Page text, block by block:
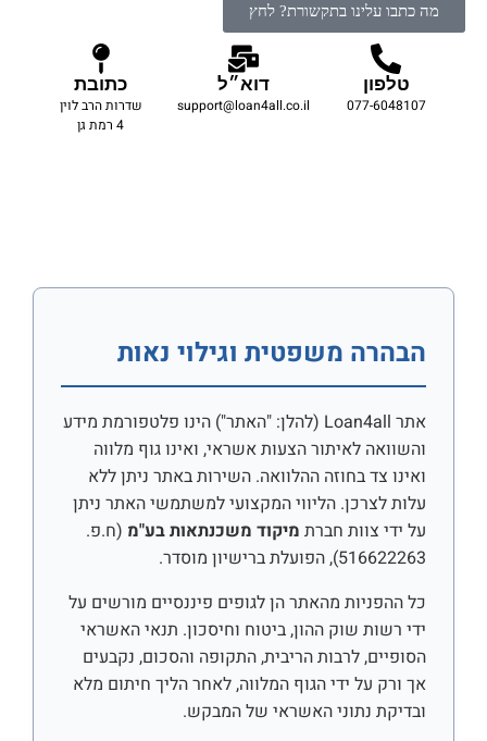
מה כתבו עלינו בתקשורת? לחץ
טלפון
077-6048107
דוא״ל
support@loan4all.co.il
כתובת
שדרות הרב לוין
4 רמת גן
הבהרה משפטית וגילוי נאות
אתר Loan4all (להלן: "האתר") הינו פלטפורמת מידע
והשוואה לאיתור הצעות אשראי, ואינו גוף מלווה
ואינו צד בחוזה ההלוואה. השירות באתר ניתן ללא
עלות לצרכן. הליווי המקצועי למשתמשי האתר ניתן
על ידי צוות חברת מיקוד משכנתאות בע"מ (ח.פ.
516622263), הפועלת ברישיון מוסדר.
כל ההפניות מהאתר הן לגופים פיננסיים מורשים על
ידי רשות שוק ההון, ביטוח וחיסכון. תנאי האשראי
הסופיים, לרבות הריבית, התקופה והסכום, נקבעים
אך ורק על ידי הגוף המלווה, לאחר הליך חיתום מלא
ובדיקת נתוני האשראי של המבקש.